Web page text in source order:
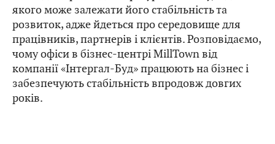
якого може залежати його стабільність та
розвиток, адже йдеться про середовище для
працівників, партнерів і клієнтів. Розповідаємо,
чому офіси в бізнес-центрі MillTown від
компанії «Інтергал-Буд» працюють на бізнес і
забезпечують стабільність впродовж довгих
років.